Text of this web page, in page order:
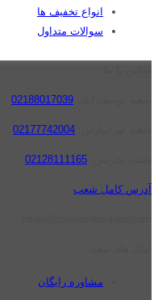
انواع تخفیف ها
سوالات متداول
02188017039
02177742004
02128111165
آدرس کامل شعب
مشاوره رایگان